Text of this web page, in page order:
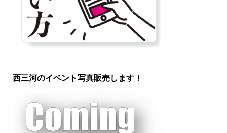
西三河のイベント写真販売します！